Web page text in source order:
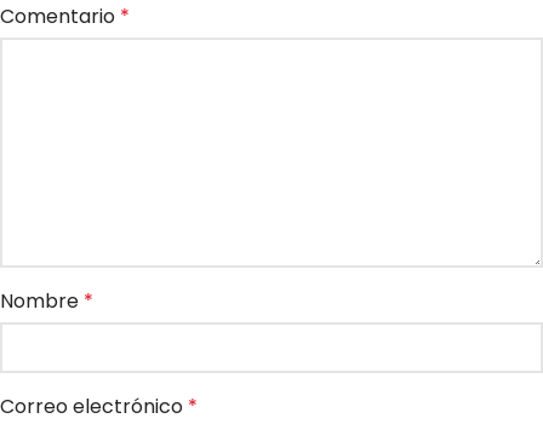
Comentario *
Nombre *
Correo electrónico *